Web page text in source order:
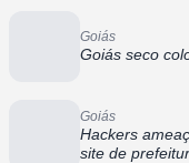
Goiás
Goiás seco
Goiás
Hackers
site de